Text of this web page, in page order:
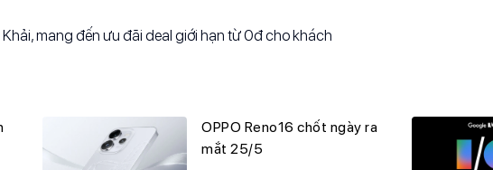
mang đến ưu đãi deal giới hạn từ 0đ cho khách
OPPO Reno16 chốt ngày ra
mắt 25/5